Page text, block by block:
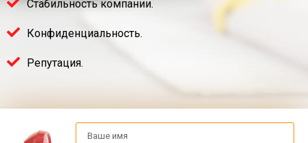
Стабильность компании.
Конфиденциальность.
Репутация.